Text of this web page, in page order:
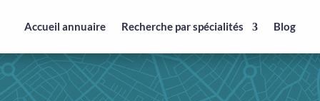
Accueil annuaire Recherche par spécialités Blog